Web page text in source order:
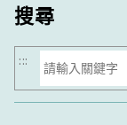
搜尋
搜
尋
:::